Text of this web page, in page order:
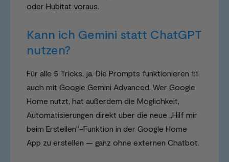
oder Hubitat voraus.
Kann ich Gemini statt ChatGPT
nutzen?
Für alle 5 Tricks, ja. Die Prompts funktionieren 1:1
auch mit Google Gemini Advanced. Wer Google
Home nutzt, hat außerdem die Möglichkeit,
Automatisierungen direkt über die neue „Hilf mir
beim Erstellen“-Funktion in der Google Home
App zu erstellen — ganz ohne externen Chatbot.